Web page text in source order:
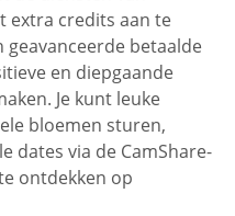
extra credits aan te
geavanceerde betaalde
en diepgaande
Je kunt leuke
bloemen sturen,
dates via de CamShare-
ontdekken op